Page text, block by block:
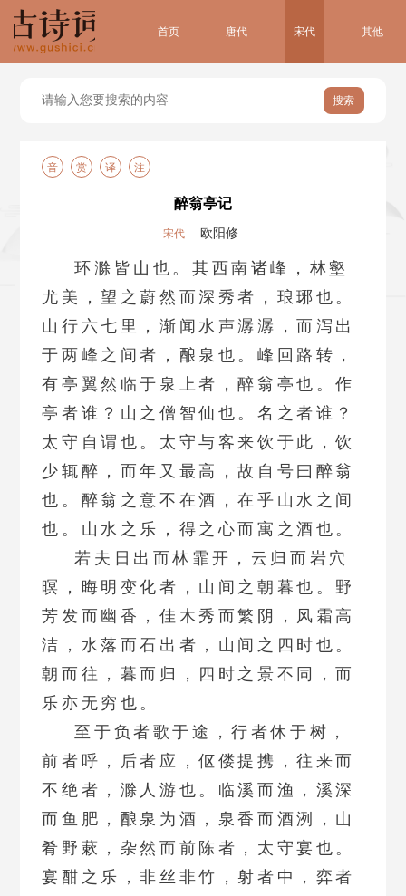
首页 唐代 宋代 其他
搜索
音 赏 译 注
醉翁亭记
宋代 欧阳修
环滁皆山也。其西南诸峰，林壑
尤美，望之蔚然而深秀者，琅琊也。
山行六七里，渐闻水声潺潺，而泻出
于两峰之间者，酿泉也。峰回路转，
有亭翼然临于泉上者，醉翁亭也。作
亭者谁？山之僧智仙也。名之者谁？
太守自谓也。太守与客来饮于此，饮
少辄醉，而年又最高，故自号曰醉翁
也。醉翁之意不在酒，在乎山水之间
也。山水之乐，得之心而寓之酒也。
若夫日出而林霏开，云归而岩穴
暝，晦明变化者，山间之朝暮也。野
芳发而幽香，佳木秀而繁阴，风霜高
洁，水落而石出者，山间之四时也。
朝而往，暮而归，四时之景不同，而
乐亦无穷也。
至于负者歌于途，行者休于树，
前者呼，后者应，伛偻提携，往来而
不绝者，滁人游也。临溪而渔，溪深
而鱼肥，酿泉为酒，泉香而酒洌，山
肴野蔌，杂然而前陈者，太守宴也。
宴酣之乐，非丝非竹，射者中，弈者